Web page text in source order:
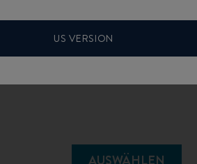
US VERSION
Konfiguration für Fishing
AUSWÄHLEN